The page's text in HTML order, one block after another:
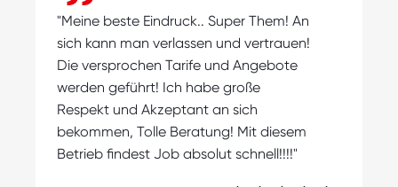
"Meine beste Eindruck.. Super Them! An
sich kann man verlassen und vertrauen!
Die versprochen Tarife und Angebote
werden geführt! Ich habe große
Respekt und Akzeptant an sich
bekommen, Tolle Beratung! Mit diesem
Betrieb findest Job absolut schnell!!!!"